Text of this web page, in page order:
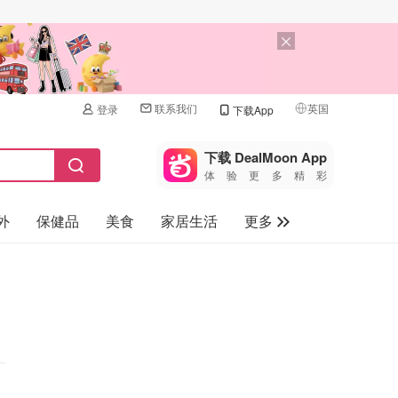
登录 联系我们 下载App 英国
🇺🇸
🇨🇳 中国
🇨🇦加拿大
下载 DealMoon App
体验更多精彩
保健品 美食 家居生活
更多